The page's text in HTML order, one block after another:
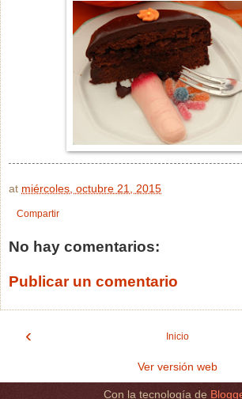
at miércoles, octubre 21, 2015
Compartir
No hay comentarios:
Publicar un comentario
‹ Inicio
Ver versión web
Con la tecnología de